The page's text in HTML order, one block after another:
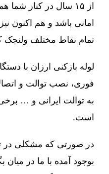
از ۱۵ سال در کنار
امانی باشد و هم اکنون
تمام نقاط مختلف
لوله بازکنی ارزان با
فوری، نصب توالت و
به توالت ایرانی و …
است.
در صورتی که مشکلی در
بوجود آمده با ما در میان